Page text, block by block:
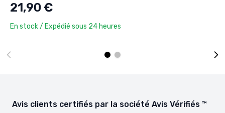
21,90 €
En stock / Expédié sous 24 heures
Avis clients certifiés par la société Avis Vérifiés ™